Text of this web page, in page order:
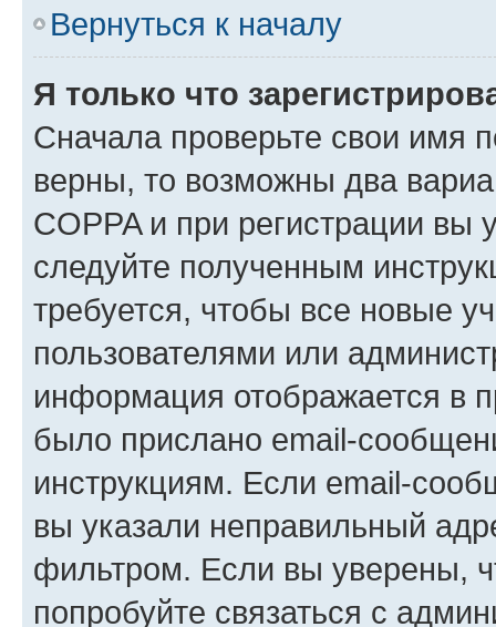
Вернуться к началу
Я только что
Сначала проверьте свои имя
верны, то возможны два
COPPA и при регистрации вы
следуйте полученным
требуется, чтобы все новые
пользователями или
информация отображается в
было прислано email-
инструкциям. Если email-
вы указали неправильный
фильтром. Если вы уверены,
попробуйте связаться с